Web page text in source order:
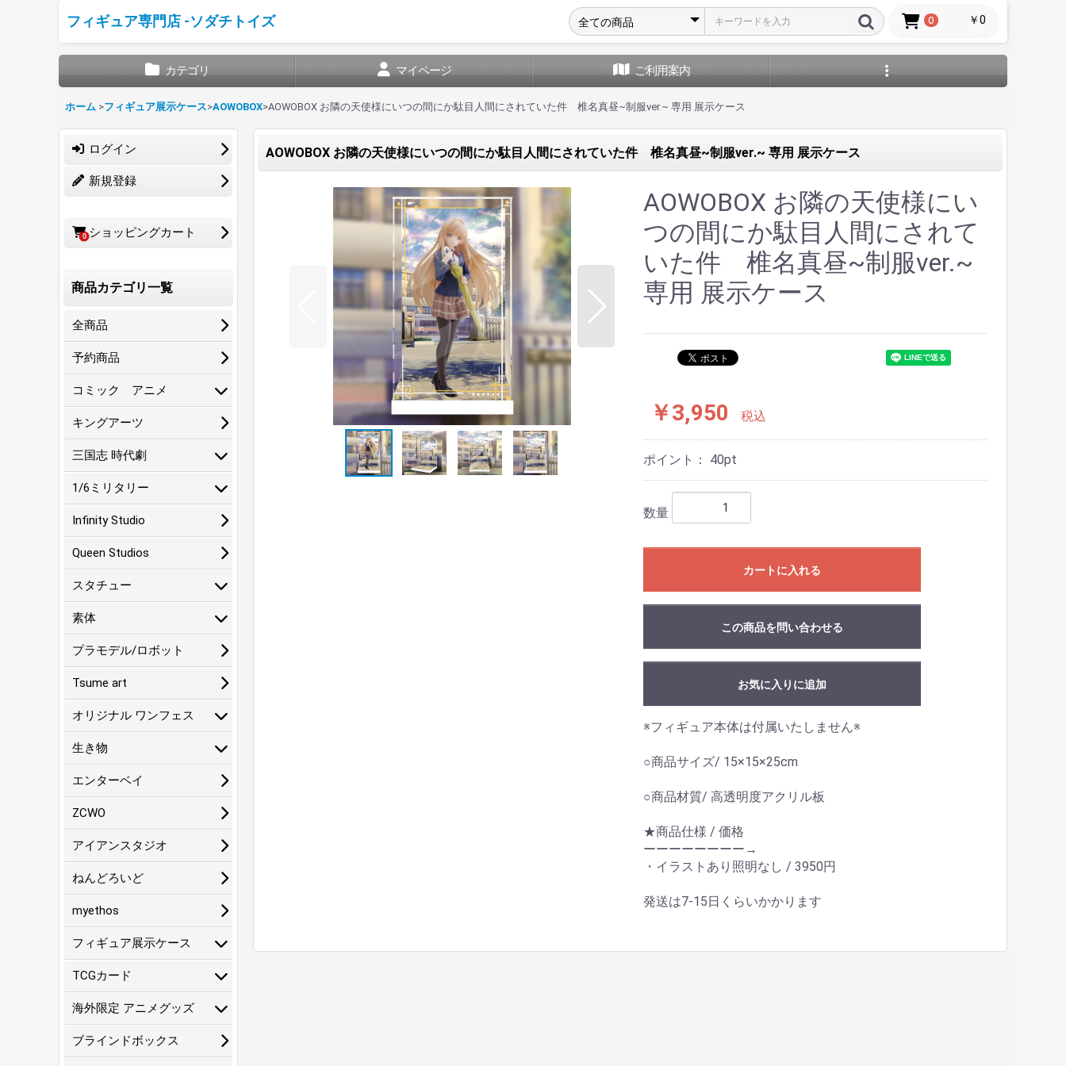
フィギュア専門店 -ソダチトイズ 0 ￥0
カテゴリ マイページ ご利用案内
ホーム >フィギュア展示ケース>AOWOBOX>AOWOBOX お隣の天使様にいつの間にか駄目人間にされていた件 椎名真昼~制服ver.~ 専用 展示ケース
ログイン
新規登録
0 ショッピングカート
商品カテゴリ一覧
全商品
予約商品
コミック アニメ
キングアーツ
三国志 時代劇
1/6ミリタリー
Infinity Studio
Queen Studios
スタチュー
素体
プラモデル/ロボット
Tsume art
オリジナル ワンフェス
生き物
エンターベイ
ZCWO
アイアンスタジオ
ねんどろいど
myethos
フィギュア展示ケース
TCGカード
海外限定 アニメグッズ
ブラインドボックス
AOWOBOX お隣の天使様にいつの間にか駄目人間にされていた件 椎名真昼~制服ver.~ 専用 展示ケース
AOWOBOX お隣の天使様にい
つの間にか駄目人間にされて
いた件 椎名真昼~制服ver.~
専用 展示ケース
￥3,950 税込
ポイント： 40pt
数量
カートに入れる
この商品を問い合わせる
お気に入りに追加
※フィギュア本体は付属いたしません※
○商品サイズ/ 15×15×25cm
○商品材質/ 高透明度アクリル板
★商品仕様 / 価格
ーーーーーーーー→
・イラストあり照明なし / 3950円
発送は7-15日くらいかかります